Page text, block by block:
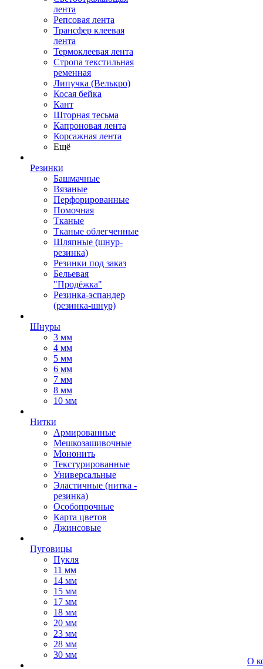
лента
Репсовая лента
Трансфер клеевая
лента
Термоклеевая лента
Стропа текстильная
ременная
Липучка (Велькро)
Косая бейка
Кант
Шторная тесьма
Капроновая лента
Корсажная лента
Ещё
Резинки
Башмачные
Вязаные
Перфорированные
Помочная
Тканые
Тканые облегченные
Шляпные (шнур-
резинка)
Резинки под заказ
Бельевая
"Продёжка"
Резинка-эспандер
(резинка-шнур)
Шнуры
3 мм
4 мм
5 мм
6 мм
7 мм
8 мм
10 мм
Нитки
Армированные
Мешкозашивочные
Мононить
Текстурированные
Универсальные
Эластичные (нитка -
резинка)
Особопрочные
Карта цветов
Джинсовые
Пуговицы
Пукля
11 мм
14 мм
15 мм
17 мм
18 мм
20 мм
23 мм
28 мм
30 мм
О